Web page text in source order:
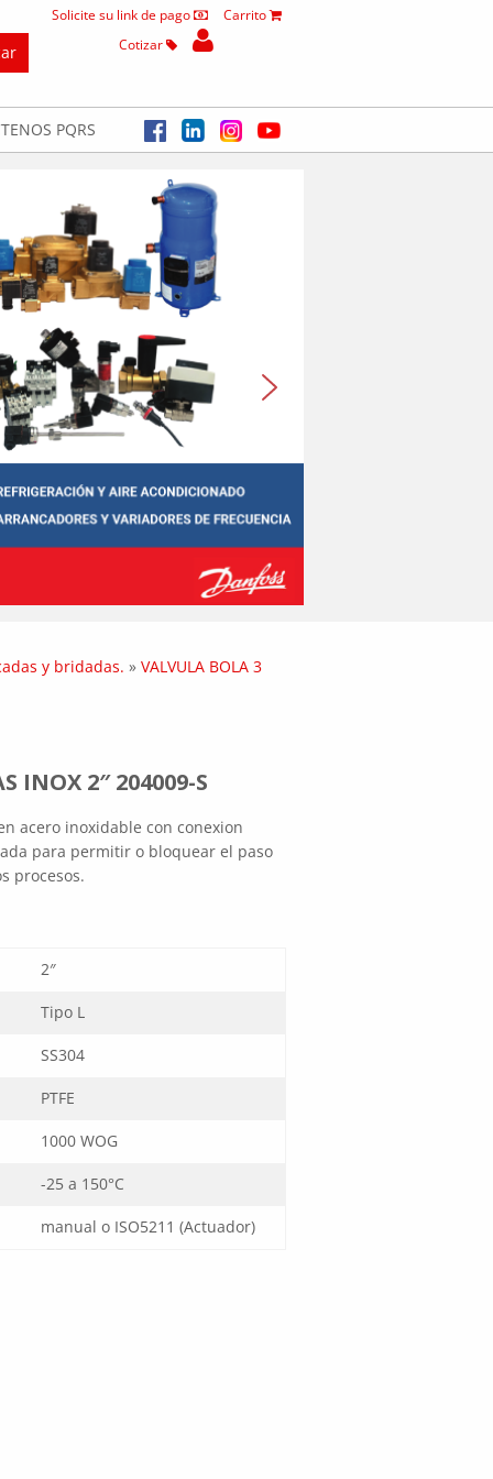
Solicite su link de pago
Carrito
Cotizar
PQRS
y bridadas. » VALVULA BOLA 3
INOX 2″ 204009-S
acero inoxidable con conexion
para permitir o bloquear el paso
procesos.
2″
Tipo L
SS304
PTFE
1000 WOG
-25 a 150°C
manual o ISO5211 (Actuador)